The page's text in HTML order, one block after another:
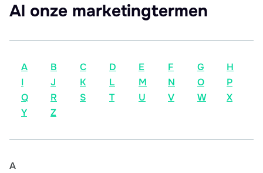
Al onze marketingtermen
A B C D E F G
H
I
J K L M N O
P
Q
R S T U V W
X
Y
Z
A